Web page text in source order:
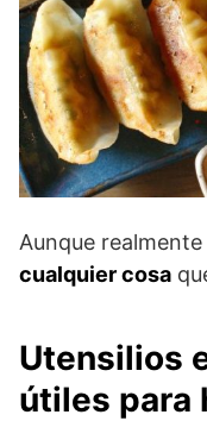
Aunque
cualquier cosa
Utensilios
útiles para